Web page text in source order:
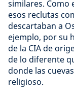
similares. Como
esos reclutas
descartaban a
ejemplo, por su
de la CIA de
de lo diferente
donde las
religioso.